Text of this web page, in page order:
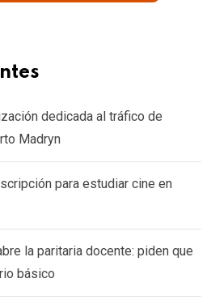
dedicada al tráfico de
Madryn
para estudiar cine en
la paritaria docente: piden que
básico